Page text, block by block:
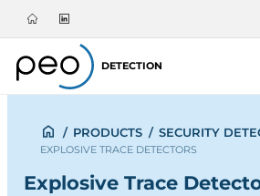
DETECTION
/ PRODUCTS / SECURITY
EXPLOSIVE TRACE DETECTORS
Explosive Trace